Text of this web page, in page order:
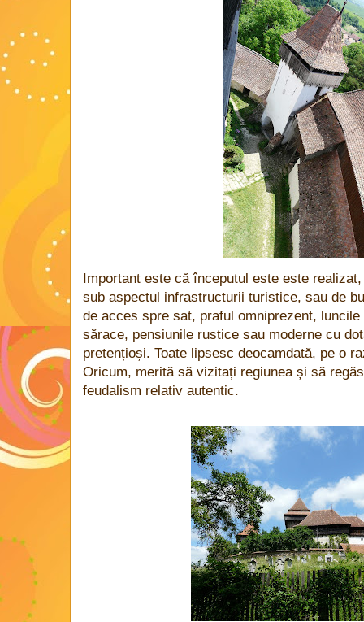
Important este că începutul este este
sub aspectul infrastructurii turistice, sau de
de acces spre sat, praful omniprezent,
sărace, pensiunile rustice sau moderne cu
pretențioși. Toate lipsesc deocamdată, pe o
Oricum, merită să vizitați regiunea și să
feudalism relativ autentic.